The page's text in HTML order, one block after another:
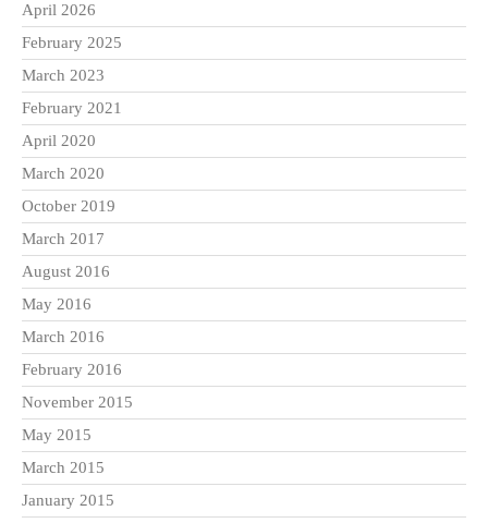
April 2026
February 2025
March 2023
February 2021
April 2020
March 2020
October 2019
March 2017
August 2016
May 2016
March 2016
February 2016
November 2015
May 2015
March 2015
January 2015